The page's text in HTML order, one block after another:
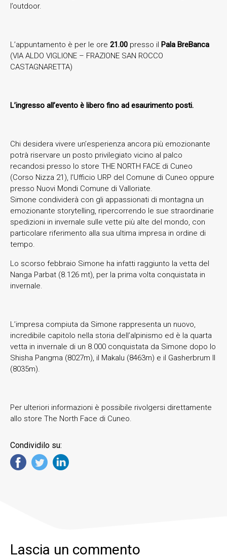
l’outdoor.
L’appuntamento è per le ore 21.00 presso il Pala BreBanca
(VIA ALDO VIGLIONE – FRAZIONE SAN ROCCO
CASTAGNARETTA)
L’ingresso all’evento è libero fino ad esaurimento posti.
Chi desidera vivere un’esperienza ancora più emozionante
potrà riservare un posto privilegiato vicino al palco
recandosi presso lo store THE NORTH FACE di Cuneo
(Corso Nizza 21), l’Ufficio URP del Comune di Cuneo oppure
presso Nuovi Mondi Comune di Valloriate.
Simone condividerà con gli appassionati di montagna un
emozionante storytelling, ripercorrendo le sue straordinarie
spedizioni in invernale sulle vette più alte del mondo, con
particolare riferimento alla sua ultima impresa in ordine di
tempo.
Lo scorso febbraio Simone ha infatti raggiunto la vetta del
Nanga Parbat (8.126 mt), per la prima volta conquistata in
invernale.
L’impresa compiuta da Simone rappresenta un nuovo,
incredibile capitolo nella storia dell’alpinismo ed è la quarta
vetta in invernale di un 8.000 conquistata da Simone dopo lo
Shisha Pangma (8027m), il Makalu (8463m) e il Gasherbrum II
(8035m).
Per ulteriori informazioni è possibile rivolgersi direttamente
allo store The North Face di Cuneo.
Condividilo su:
Lascia un commento